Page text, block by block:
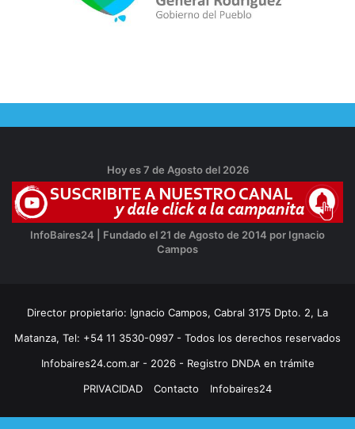
Hoy es 7 de Agosto del 2026
InfoBaires24 | Fundado el 21 de Agosto de 2014 por Ignacio
Campos
Director propietario: Ignacio Campos, Cabral 3175 Dpto. 2, La
Matanza, Tel: +54 11 3530-0997 - Todos los derechos reservados
Infobaires24.com.ar - 2026 - Registro DNDA en trámite
PRIVACIDAD
Contacto Infobaires24